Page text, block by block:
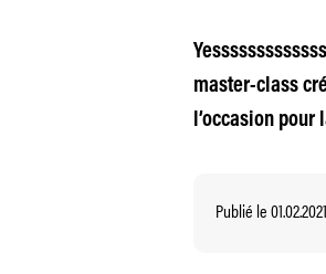
master-class
l’occasion
Publié le 01.02.2021